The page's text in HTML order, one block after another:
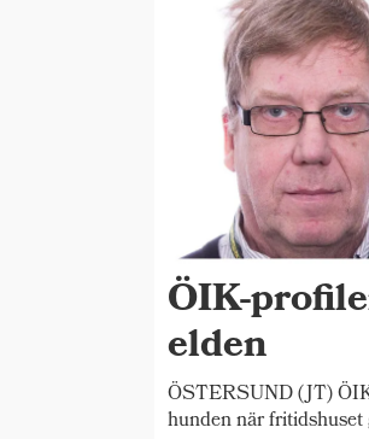
ÖIK-
elden
ÖSTERSUND (JT)
hunden när